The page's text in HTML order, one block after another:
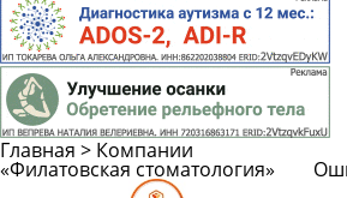
Главная > Компании
«Филатовская стоматология»